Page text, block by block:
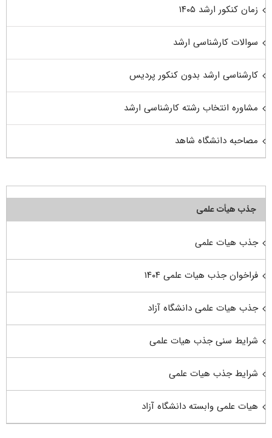
زمان کنکور ارشد ۱۴۰۵
سوالات کارشناسی ارشد
کارشناسی ارشد بدون کنکور پردیس
مشاوره انتخاب رشته کارشناسی ارشد
مصاحبه دانشگاه شاهد
جذب هیأت علمی
جذب هیات علمی
فراخوان جذب هیات علمی ۱۴۰۴
جذب هیات علمی دانشگاه آزاد
شرایط سنی جذب هیات علمی
شرایط جذب هیات علمی
هیات علمی وابسته دانشگاه آزاد